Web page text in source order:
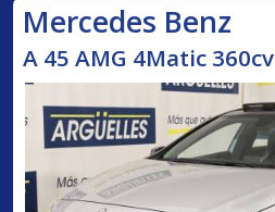
Mercedes Benz
A 45 AMG 4Matic 360cv